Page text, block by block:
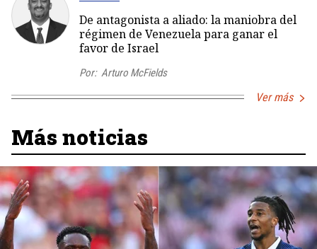
De antagonista a aliado: la maniobra del
régimen de Venezuela para ganar el
favor de Israel
Por: Arturo McFields
Ver más
Más noticias